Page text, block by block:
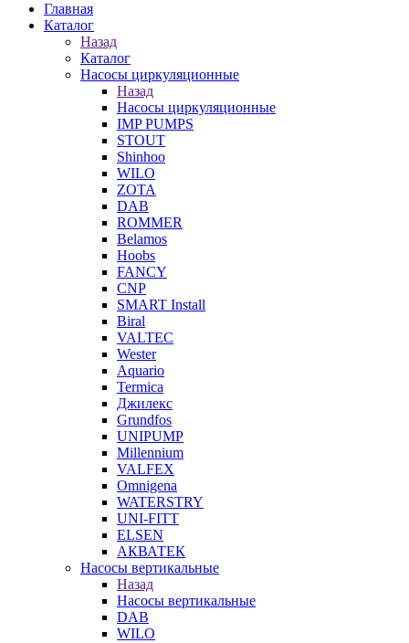
Главная
Каталог
Назад
Каталог
Насосы циркуляционные
Назад
Насосы циркуляционные
IMP PUMPS
STOUT
Shinhoo
WILO
ZOTA
DAB
ROMMER
Belamos
Hoobs
FANCY
CNP
SMART Install
Biral
VALTEC
Wester
Aquario
Termica
Джилекс
Grundfos
UNIPUMP
Millennium
VALFEX
Omnigena
WATERSTRY
UNI-FITT
ELSEN
АКВАТЕК
Насосы вертикальные
Назад
Насосы вертикальные
DAB
WILO